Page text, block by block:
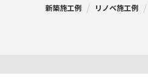
新築施工例 リノベ施工例